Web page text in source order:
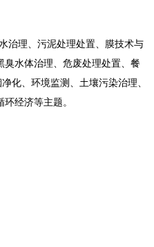
治理、污泥处理处置、膜技术与
水体治理、危废处理处置、餐
化、环境监测、土壤污染治理、
经济等主题。